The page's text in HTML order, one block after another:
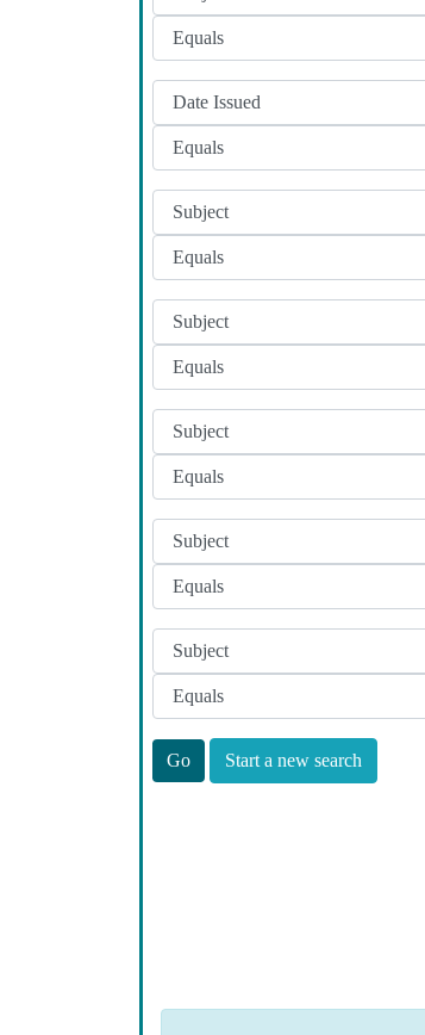
Start a new search